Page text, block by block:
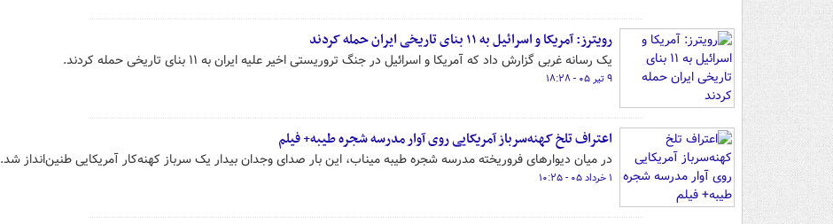
رویترز: آمریکا و اسرائیل به ۱۱ بنای تاریخی ایران حمله کردند
یک رسانه غربی گزارش داد که آمریکا و اسرائیل در جنگ تروریستی اخیر علیه ایران به ۱۱ بنای تاریخی حمله کردند.
۹ تیر ۰۵ - ۱۸:۲۸
اعتراف تلخ کهنه‌سرباز آمریکایی روی آوار مدرسه شجره طیبه+ فیلم
در میان دیوارهای فروریخته مدرسه شجره طیبه میناب، این بار صدای وجدان بیدار یک سرباز کهنه‌کار آمریکایی طنین‌انداز شد.
۱ خرداد ۰۵ - ۱۰:۲۵